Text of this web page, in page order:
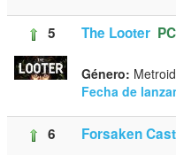
5 The Looter PC
Género:
Fecha de
6 Forsaken